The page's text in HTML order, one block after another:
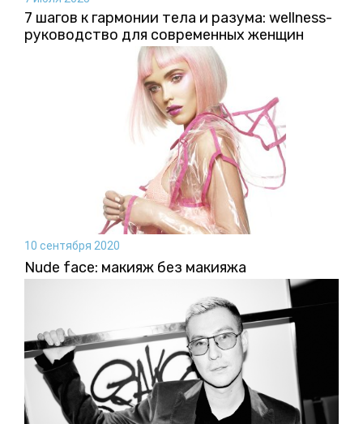
7 шагов к гармонии тела и разума: wellness-
руководство для современных женщин
10 сентября 2020
Nude face: макияж без макияжа